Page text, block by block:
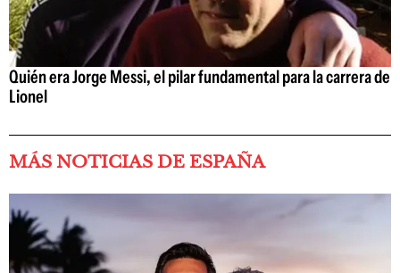
Quién era Jorge Messi, el pilar fundamental para la carrera de
Lionel
MÁS NOTICIAS DE ESPAÑA